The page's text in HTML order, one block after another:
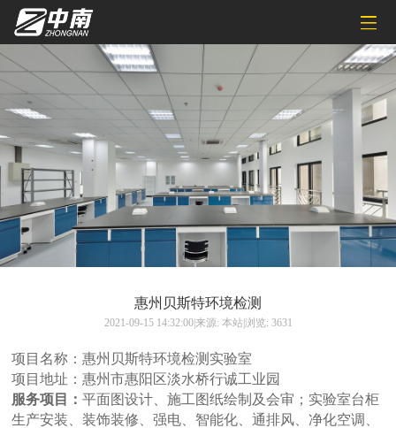
惠州贝斯特环境检测
2021-09-15 14:32:00|来源: 本站|浏览: 3631
项目名称：惠州贝斯特环境检测实验室
项目地址：惠州市惠阳区淡水桥行诚工业园
服务项目：平面图设计、施工图纸绘制及会审；实验室台柜
生产安装、装饰装修、强电、智能化、通排风、净化空调、